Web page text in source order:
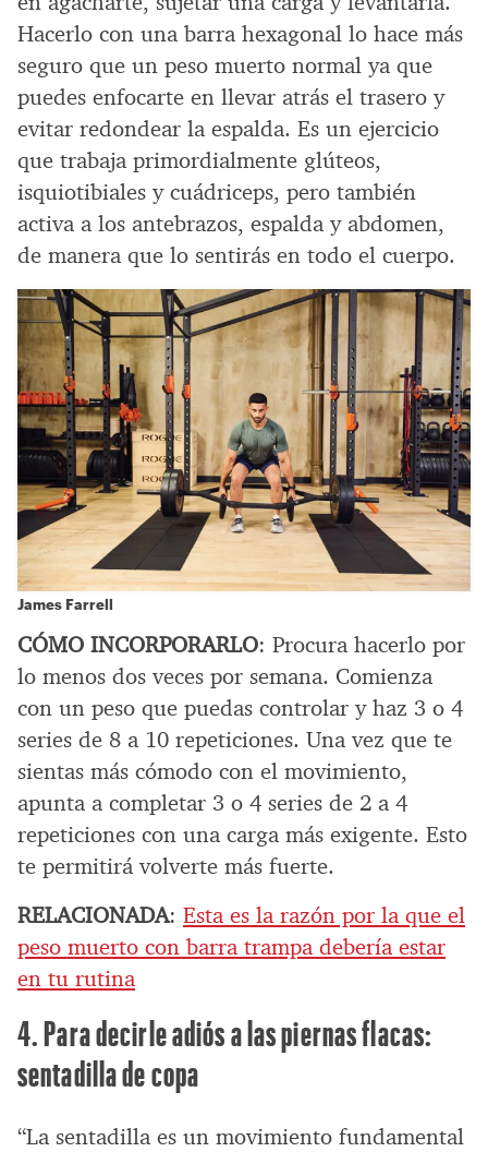
Hacerlo con una barra hexagonal lo hace más
seguro que un peso muerto normal ya que
puedes enfocarte en llevar atrás el trasero y
evitar redondear la espalda. Es un ejercicio
que trabaja primordialmente glúteos,
isquiotibiales y cuádriceps, pero también
activa a los antebrazos, espalda y abdomen,
de manera que lo sentirás en todo el cuerpo.
James Farrell
CÓMO INCORPORARLO: Procura hacerlo por
lo menos dos veces por semana. Comienza
con un peso que puedas controlar y haz 3 o 4
series de 8 a 10 repeticiones. Una vez que te
sientas más cómodo con el movimiento,
apunta a completar 3 o 4 series de 2 a 4
repeticiones con una carga más exigente. Esto
te permitirá volverte más fuerte.
RELACIONADA: Esta es la razón por la que el
peso muerto con barra trampa debería estar
en tu rutina
4. Para decirle adiós a las piernas flacas:
sentadilla de copa
“La sentadilla es un movimiento fundamental